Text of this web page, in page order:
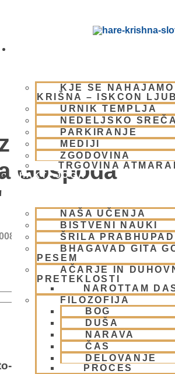
KJE SE
KRIŠNA – ISKCON
URNIK TEMPLJA
NEDELJSKO
PARKIRANJE
MEDIJI
ZGODOVINA
TRGOVINA
BHAKTI JOGA
NAŠA UČENJA
BISTVENI NAUKI
ŠRILA
BHAGAVAD GITA
PESEM
AČARJE IN
PRETEKLOSTI
NAROTTAM
FILOZOFIJA
BOG
DUŠA
NARAVA
ČAS
DELOVANJE
PROCES
delavnice
Gospoda
reportaža z Vege Maribor